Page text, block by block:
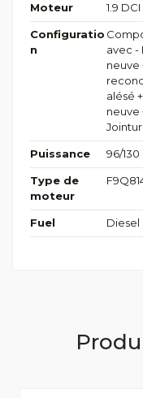
Moteur 1.9
Configuratio
n
avec -
neuve
alésé
neuve
Puissance 96/130
Type de
moteur
Fuel Diesel